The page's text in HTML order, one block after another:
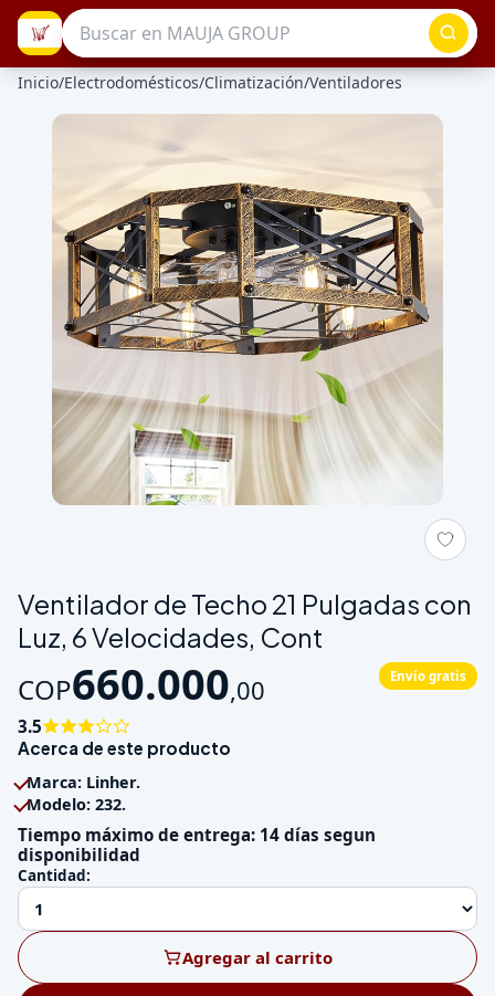
Inicio/Electrodomésticos/Climatización/Ventiladores
Ventilador de Techo 21 Pulgadas con
Luz, 6 Velocidades, Cont
COP660.000,00 Envío gratis
3.5
Acerca de este producto
Marca: Linher.
Modelo: 232.
Tiempo máximo de entrega: 14 días segun
disponibilidad
Cantidad:
Agregar al carrito